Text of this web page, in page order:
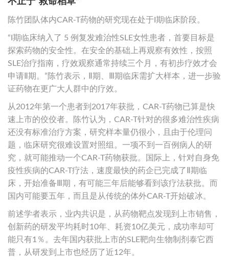
陈竹团队体内CAR-T药物的研究现在处于I期临床阶段。
“I期临床纳入了 5 例复发难治性SLE女性患者，首要目标是
探索药物的安全性。在安全的基础上再观察有效性，按照
SLE治疗指南，疗效观察通常持续三个月，有初步疗效才会
申请Ⅱ期。”陈竹表示，Ⅱ期、Ⅲ期临床需扩大样本，进一步验
证药物在更广大人群中的疗效。
从2012年第一个患者到2017年获批，CAR-T药物已算是快
速上市的佼佼者。陈竹认为，CAR-T针对的很多难治性疾病
还没有标准治疗方案，研究样本量仍很小，且由于伦理问
题，临床研究很难设置对照组。一项不到一百例病人的研
究，就可能推动一个CAR-T药物获批。国际上，针对自身免
疫性疾病的CAR-T疗法，速度最快的药企已完成了Ⅱ期临
床，开始准备Ⅲ期，有可能三年后能够看到该疗法获批。而
国内可能要五年，而且是从传统的体外CAR-T开始破冰。
前述学者表示，业内共识是，从药物靶点发现到上市销售，
创新药的研发平均耗时10年、耗资10亿美元，成功率却可
能只有1％。去年国内获批上市的SLE靶向生物制剂泰它西
普，从研发到上市也经历了近12年。